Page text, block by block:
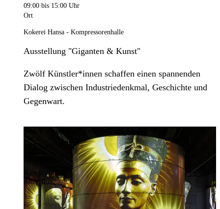
09:00 bis 15:00 Uhr
Ort
Kokerei Hansa - Kompressorenhalle
Ausstellung "Giganten & Kunst"
Zwölf Künstler*innen schaffen einen spannenden
Dialog zwischen Industriedenkmal, Geschichte und
Gegenwart.
Culturespaces / Eric Spiller
Kategorie
Ausstellung